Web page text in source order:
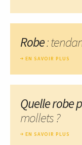
Robe:
EN SAVOIR PLUS
Quelle robe
mollets ?
EN SAVOIR PLUS